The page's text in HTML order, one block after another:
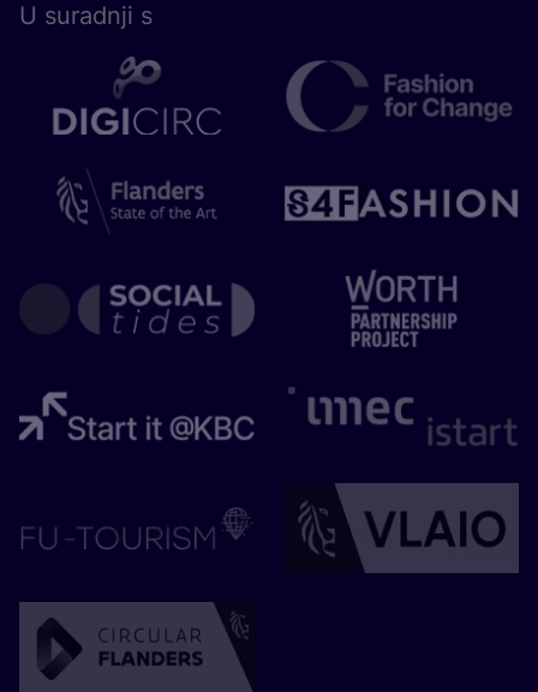
U surad­nji s